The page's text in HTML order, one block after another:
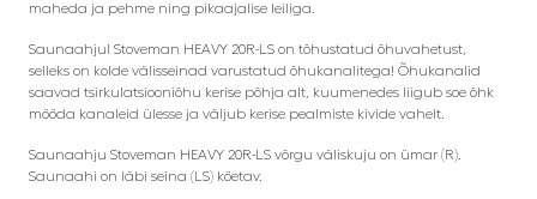
maheda ja pehme ning pikaajalise leiliga.
Saunaahjul Stoveman HEAVY 20R-LS on tõhustatud õhuvahetust,
selleks on kolde välisseinad varustatud õhukanalitega! Õhukanalid
saavad tsirkulatsiooniõhu kerise põhja alt, kuumenedes liigub soe õhk
mööda kanaleid ülesse ja väljub kerise pealmiste kivide vahelt.
Saunaahju Stoveman HEAVY 20R-LS võrgu väliskuju on ümar (R).
Saunaahi on läbi seina (LS) köetav.